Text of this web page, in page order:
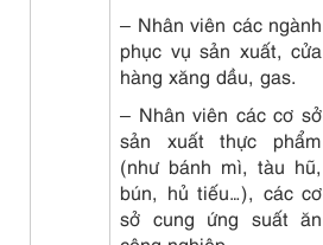
– Nhân viên các ngành
phục vụ sản xuất, cửa
hàng xăng dầu, gas.
– Nhân viên các cơ sở
sản xuất thực phẩm
(như bánh mì, tàu hũ,
bún, hủ tiếu…), các cơ
sở cung ứng suất ăn